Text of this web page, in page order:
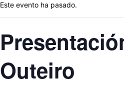
Este evento ha pasado.
Outeiro